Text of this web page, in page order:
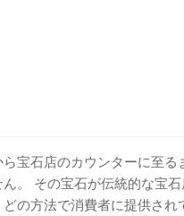
宝石店のカウンターに至
。 その宝石が伝統的な宝
の方法で消費者に提供さ